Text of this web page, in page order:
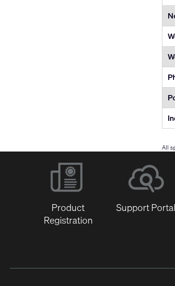
All
Product
Registration
Support Portal